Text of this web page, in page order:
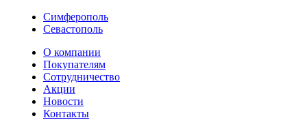
Симферополь
Севастополь
О компании
Покупателям
Сотрудничество
Акции
Новости
Контакты